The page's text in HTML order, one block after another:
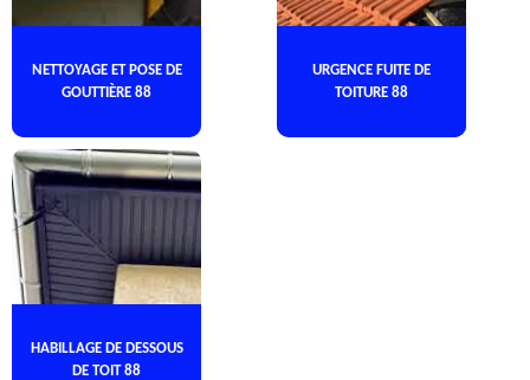
NETTOYAGE ET POSE DE
GOUTTIÈRE 88
URGENCE FUITE DE
TOITURE 88
HABILLAGE DE DESSOUS
DE TOIT 88